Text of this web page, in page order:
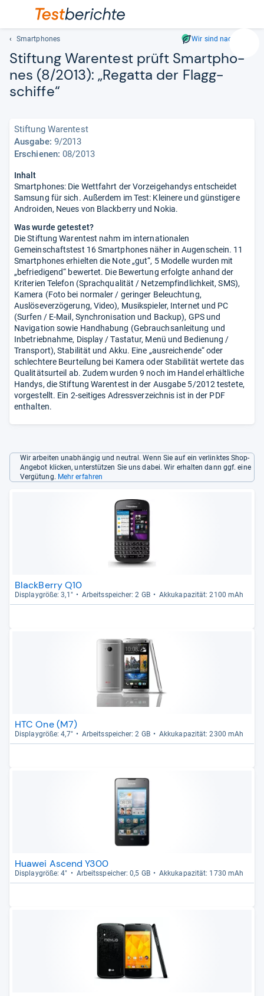
Geben
und
lassen
Smartphones Wir sind nachhaltig
Stif­tung Waren­test prüft Smart­pho­
nes (8/2013): „Regatta der Flagg­
schiffe“
Stiftung Warentest
Ausgabe: 9/2013
Erschienen: 08/2013
Inhalt
Smartphones: Die Wettfahrt der Vorzeigehandys entscheidet
Samsung für sich. Außerdem im Test: Kleinere und günstigere
Androiden, Neues von Blackberry und Nokia.
Was wurde getestet?
Die Stiftung Warentest nahm im internationalen
Gemeinschaftstest 16 Smartphones näher in Augenschein. 11
Smartphones erhielten die Note „gut“, 5 Modelle wurden mit
„befriedigend“ bewertet. Die Bewertung erfolgte anhand der
Kriterien Telefon (Sprachqualität / Netzempfindlichkeit, SMS),
Kamera (Foto bei normaler / geringer Beleuchtung,
Auslöseverzögerung, Video), Musikspieler, Internet und PC
(Surfen / E-Mail, Synchronisation und Backup), GPS und
Navigation sowie Handhabung (Gebrauchsanleitung und
Inbetriebnahme, Display / Tastatur, Menü und Bedienung /
Transport), Stabilität und Akku. Eine „ausreichende“ oder
schlechtere Beurteilung bei Kamera oder Stabilität wertete das
Qualitätsurteil ab. Zudem wurden 9 noch im Handel erhältliche
Handys, die Stiftung Warentest in der Ausgabe 5/2012 testete,
vorgestellt. Ein 2-seitiges Adressverzeichnis ist in der PDF
enthalten.
Wir arbeiten unabhängig und neutral. Wenn Sie auf ein verlinktes Shop-
Angebot klicken, unterstützen Sie uns dabei. Wir erhalten dann ggf. eine
Vergütung. Mehr erfahren
BlackBerry Q10
Dis­play­größe: 3,1" Arbeitsspei­cher: 2 GB Akku­ka­pa­zi­tät: 2100 mAh
HTC One (M7)
Dis­play­größe: 4,7" Arbeitsspei­cher: 2 GB Akku­ka­pa­zi­tät: 2300 mAh
Huawei Ascend Y300
Dis­play­größe: 4" Arbeitsspei­cher: 0,5 GB Akku­ka­pa­zi­tät: 1730 mAh